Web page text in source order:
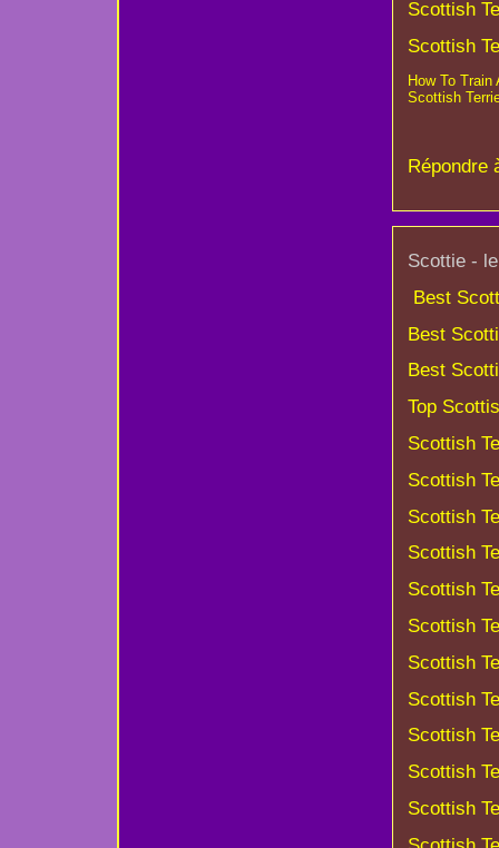
Scottish
Scottish
How To Train
Scottish
Répondre
Scottie -
Best
Best
Best
Top
Scottish
Scottish
Scottish
Scottish
Scottish
Scottish
Scottish
Scottish
Scottish
Scottish
Scottish